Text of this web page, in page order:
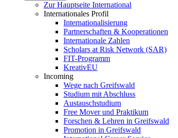
Zur Hauptseite International
Internationales Profil
Internationalisierung
Partnerschaften & Kooperationen
Internationale Zahlen
Scholars at Risk Network (SAR)
FIT-Programm
KreativEU
Incoming
Wege nach Greifswald
Studium mit Abschluss
Austauschstudium
Free Mover und Praktikum
Forschen & Lehren in Greifswald
Promotion in Greifswald